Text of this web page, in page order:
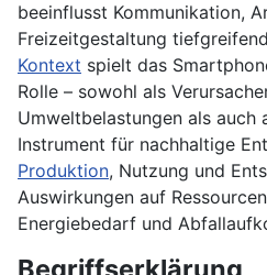
beeinflusst Kommunikation,
Freizeitgestaltung
Kontext spielt das
Rolle – sowohl als
Umweltbelastungen als auch
Instrument für nachhaltige
Produktion, Nutzung und
Auswirkungen auf
Energiebedarf und